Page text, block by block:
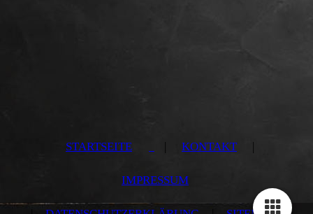
STARTSEITE | KONTAKT |
IMPRESSUM